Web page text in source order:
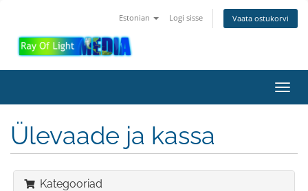
Estonian Logi sisse Vaata ostukorvi
Ülevaade ja kassa
Kategooriad